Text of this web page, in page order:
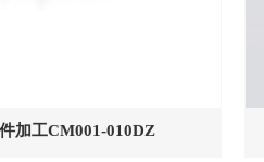
加工CM001-010DZ